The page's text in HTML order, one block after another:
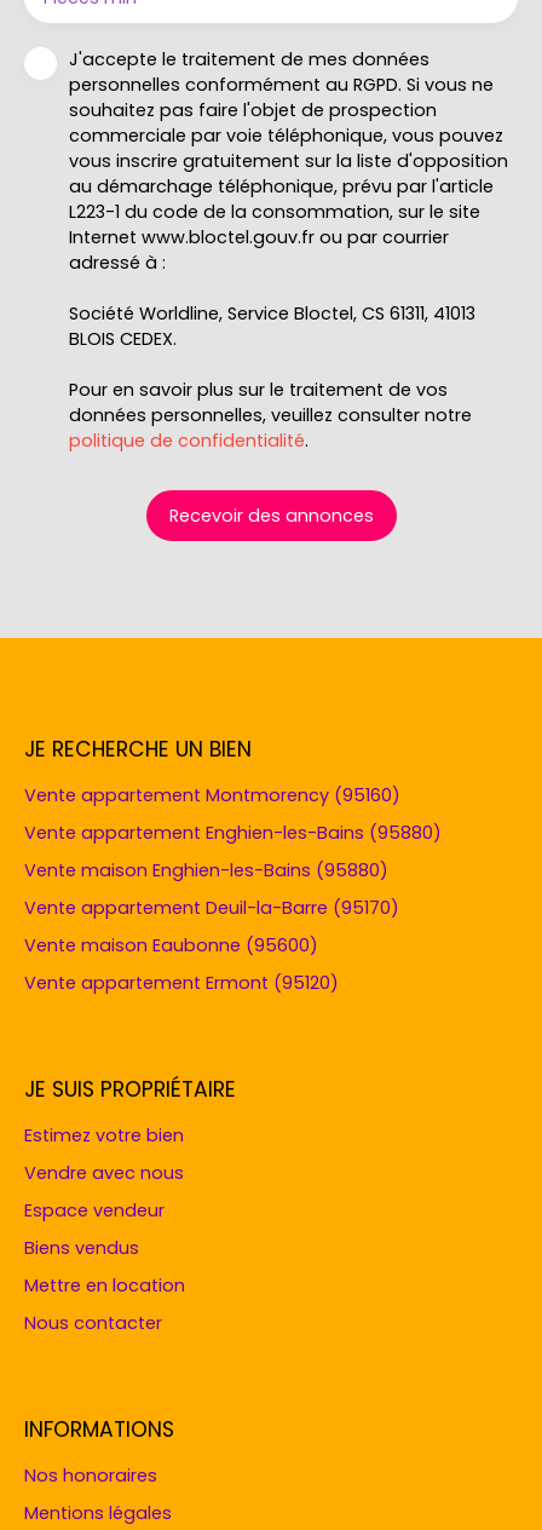
J'accepte le traitement de mes données
personnelles conformément au RGPD. Si vous ne
souhaitez pas faire l'objet de prospection
commerciale par voie téléphonique, vous pouvez
vous inscrire gratuitement sur la liste d'opposition
au démarchage téléphonique, prévu par l'article
L223-1 du code de la consommation, sur le site
Internet www.bloctel.gouv.fr ou par courrier
adressé à :
Société Worldline, Service Bloctel, CS 61311, 41013
BLOIS CEDEX.
Pour en savoir plus sur le traitement de vos
données personnelles, veuillez consulter notre
politique de confidentialité.
Recevoir des annonces
JE RECHERCHE UN BIEN
Vente appartement Montmorency (95160)
Vente appartement Enghien-les-Bains (95880)
Vente maison Enghien-les-Bains (95880)
Vente appartement Deuil-la-Barre (95170)
Vente maison Eaubonne (95600)
Vente appartement Ermont (95120)
JE SUIS PROPRIÉTAIRE
Estimez votre bien
Vendre avec nous
Espace vendeur
Biens vendus
Mettre en location
Nous contacter
INFORMATIONS
Nos honoraires
Mentions légales